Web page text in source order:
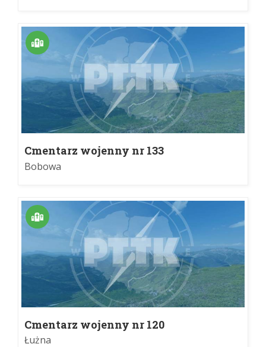
Cmentarz wojenny nr 133
Bobowa
Cmentarz wojenny nr 120
Łużna